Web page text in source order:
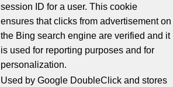
session ID for a user. This cookie
ensures that clicks from advertisement on
the Bing search engine are verified and it
is used for reporting purposes and for
personalization.
Used by Google DoubleClick and stores